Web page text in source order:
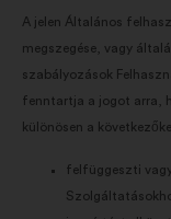
A jelen Általános
megszegése, vagy
szabályozások
fenntartja a jogot arra,
különösen a
felfüggeszti